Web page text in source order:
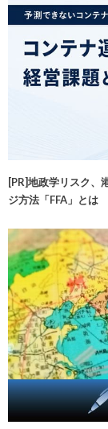
[PR]地政学リスク、
ジ方法「FFA」とは